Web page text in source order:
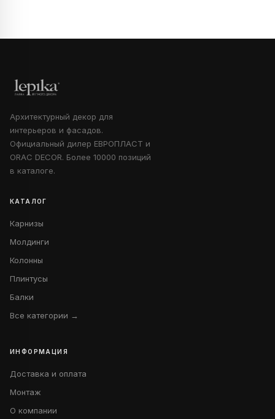
Архитектурный декор для
интерьеров и фасадов.
Официальный дилер ЕВРОПЛАСТ и
ORAC DECOR. Более 10000 позиций
в каталоге.
КАТАЛОГ
Карнизы
Молдинги
Колонны
Плинтусы
Балки
Все категории →
ИНФОРМАЦИЯ
Доставка и оплата
Монтаж
О компании